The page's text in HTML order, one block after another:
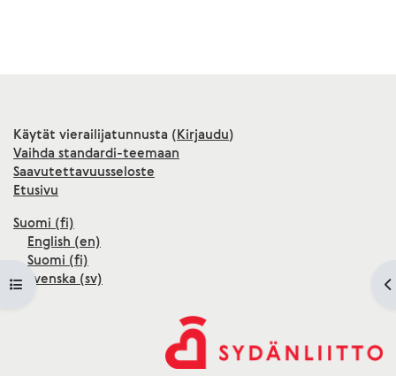
Avaa kurssisisältö
Käytät vierailijatunnusta (Kirjaudu)
Vaihda standardi-teemaan
Saavutettavuusseloste
Etusivu
Suomi ‎(fi)‎
English ‎(en)‎
Suomi ‎(fi)‎
Svenska ‎(sv)‎